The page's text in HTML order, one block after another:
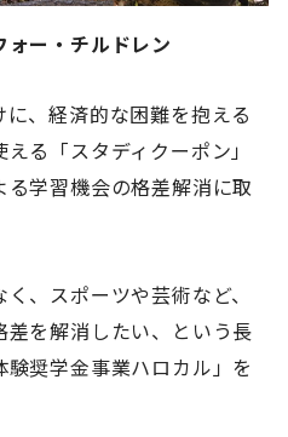
ー・チルドレン
、経済的な困難を抱える
る「スタディクーポン」
学習機会の格差解消に取
、スポーツや芸術など、
を解消したい、という長
奨学金事業ハロカル」を